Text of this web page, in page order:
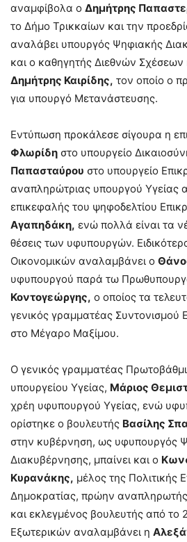
αναμφίβολα ο Δημήτρης
το Δήμο Τρικκαίων και την
αναλάβει υπουργός Ψηφιακής
και ο καθηγητής Διεθνών Σχέσεων
Δημήτρης Καιρίδης, τον οποίο ο
για υπουργό Μετανάστευσης.
Εντύπωση προκάλεσε σίγουρα η
Φλωρίδη στο υπουργείο
Παπασταύρου στο υπουργείο
αναπληρώτριας υπουργού Υγείας
επικεφαλής του ψηφοδελτίου
Αγαπηδάκη, ενώ πολλά είναι τα
θέσεις των υφυπουργών.
Οικονομικών αναλαμβάνει ο
υφυπουργού παρά τω
Κοντογεώργης, ο οποίος τα
γενικός γραμματέας Συντονισμού
στο Μέγαρο Μαξίμου.
Ο γενικός γραμματέας
υπουργείου Υγείας, Μάριος
χρέη υφυπουργού Υγείας, ενώ
ορίστηκε ο βουλευτής Βασίλης
στην κυβέρνηση, ως υφυπουργός
Διακυβέρνησης, μπαίνει και ο
Κυρανάκης, μέλος της Πολιτικής
Δημοκρατίας, πρώην
και εκλεγμένος βουλευτής από το
Εξωτερικών αναλαμβάνει η